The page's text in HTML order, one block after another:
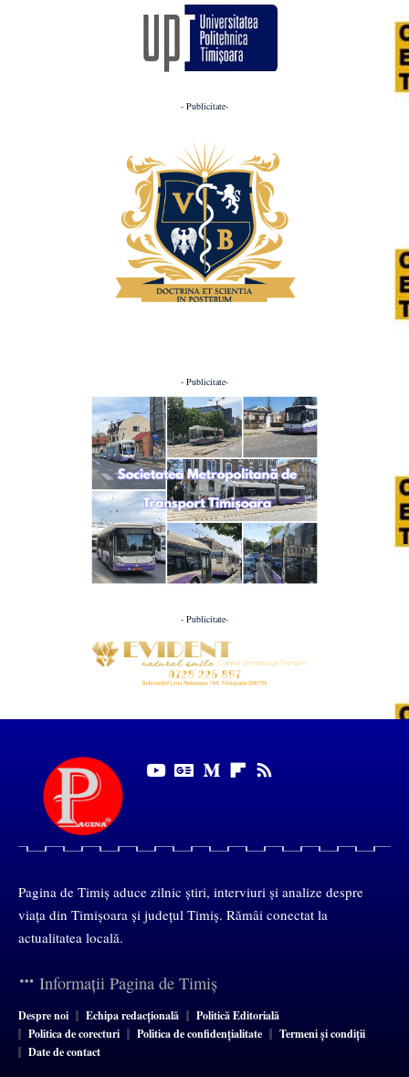
- Publicitate-
- Publicitate-
- Publicitate-
Pagina de Timiș aduce zilnic știri, interviuri și analize despre
viața din Timișoara și județul Timiș. Rămâi conectat la
actualitatea locală.
Informații Pagina de Timiș
Despre noi Echipa redacțională
Politică Editorială
Politica de corecturi
Politica de confidențialitate
Termeni și condiții
Date de contact